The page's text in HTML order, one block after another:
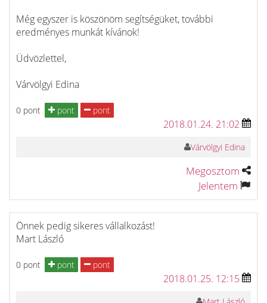
Még egyszer is köszönöm segítségüket, további
eredményes munkát kívánok!
Üdvözlettel,
Várvölgyi Edina
0 pont pont pont
2018.01.24. 21:02
Várvölgyi Edina
Megosztom
Jelentem
Önnek pedig sikeres vállalkozást!
Mart László
0 pont pont pont
2018.01.25. 12:15